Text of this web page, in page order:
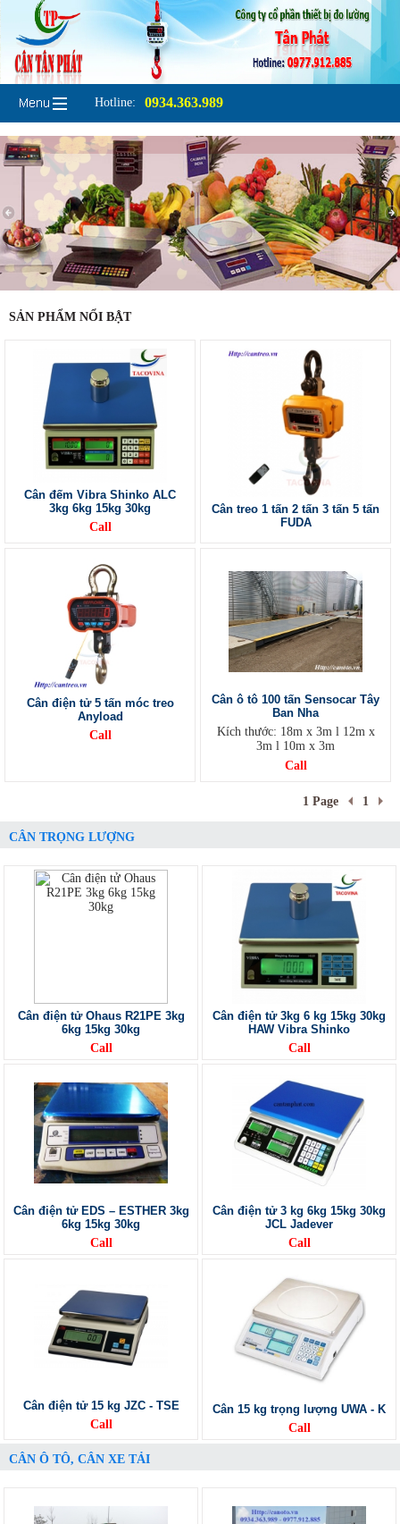
Hotline: 0934.363.989
SẢN PHẨM NỔI BẬT
Cân đếm Vibra Shinko ALC
3kg 6kg 15kg 30kg
Call
Cân treo 1 tấn 2 tấn 3 tấn 5 tấn
FUDA
Cân điện tử 5 tấn móc treo
Anyload
Call
Cân ô tô 100 tấn Sensocar Tây
Ban Nha
Kích thước: 18m x 3m l 12m x
3m l 10m x 3m
Call
1 Page 1
CÂN TRỌNG LƯỢNG
Cân điện tử Ohaus R21PE 3kg
6kg 15kg 30kg
Call
Cân điện tử 3kg 6 kg 15kg 30kg
HAW Vibra Shinko
Call
Cân điện tử EDS – ESTHER 3kg
6kg 15kg 30kg
Call
Cân điện tử 3 kg 6kg 15kg 30kg
JCL Jadever
Call
Cân điện tử 15 kg JZC - TSE
Call
Cân 15 kg trọng lượng UWA - K
Call
CÂN Ô TÔ, CÂN XE TẢI